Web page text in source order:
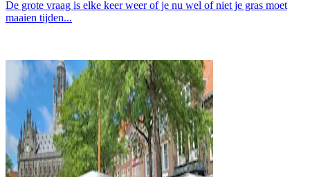
De grote vraag is elke keer weer of je nu wel of niet je gras moet
maaien tijden...